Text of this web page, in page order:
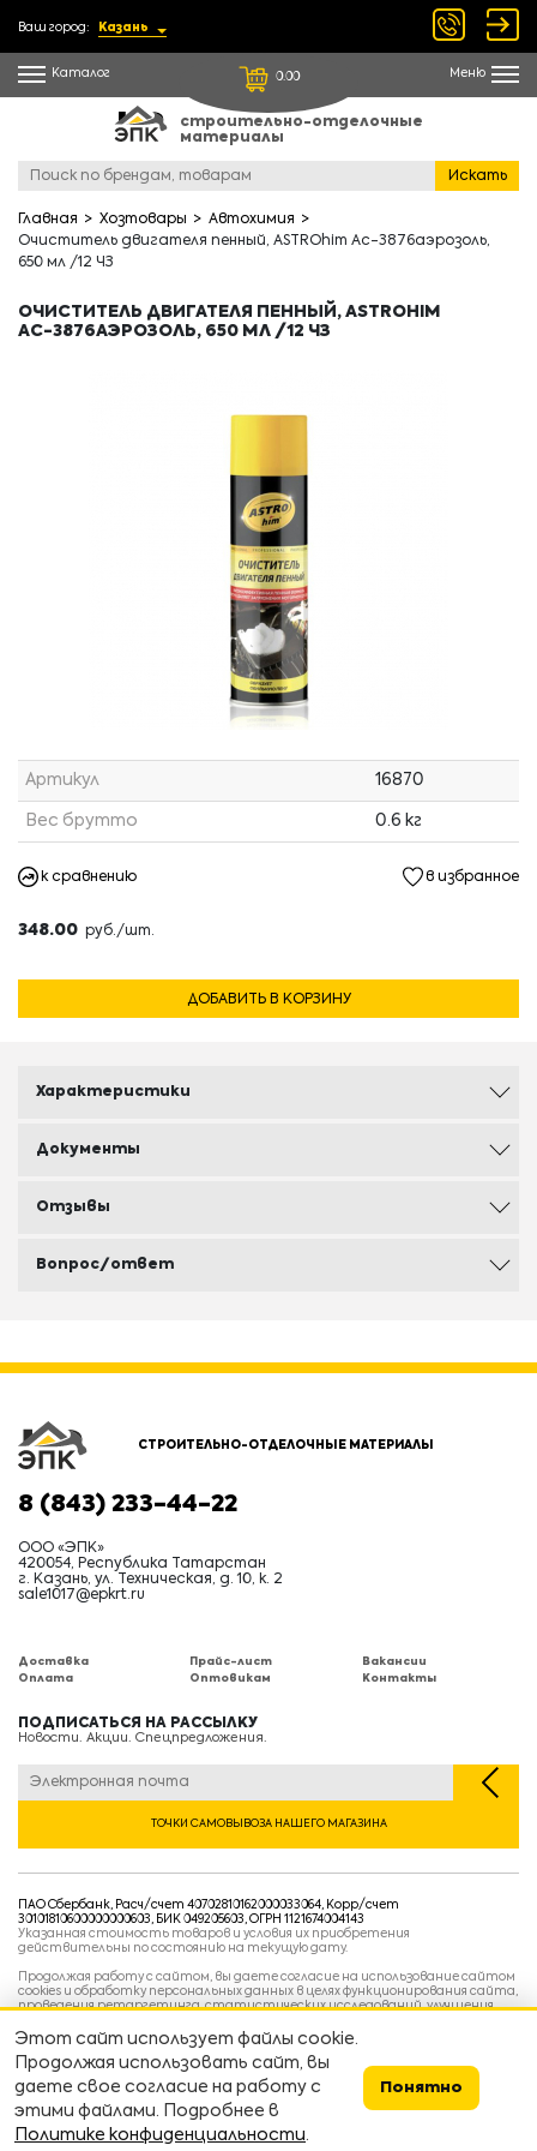
Ваш город: Казань
Каталог 0.00 Меню
строительно-отделочные
материалы
Искать
Главная Хозтовары
Автохимия
Очиститель двигателя пенный, ASTROhim Ас-3876аэрозоль,
650 мл /12 ЧЗ
ОЧИСТИТЕЛЬ ДВИГАТЕЛЯ ПЕННЫЙ, ASTROHIM
АС-3876АЭРОЗОЛЬ, 650 МЛ /12 ЧЗ
Артикул 16870
Вес брутто 0.6 кг
к сравнению в избранное
348.00 руб./шт.
ДОБАВИТЬ В КОРЗИНУ
Характеристики
Документы
Отзывы
Вопрос/ответ
СТРОИТЕЛЬНО-ОТДЕЛОЧНЫЕ МАТЕРИАЛЫ
8 (843) 233-44-22
ООО «ЭПК»
420054, Республика Татарстан
г. Казань, ул. Техническая, д. 10, к. 2
sale1017@epkrt.ru
Доставка
Оплата
Прайс-лист
Оптовикам
Вакансии
Контакты
ПОДПИСАТЬСЯ НА РАССЫЛКУ
Новости. Акции. Спецпредложения.
ТОЧКИ САМОВЫВОЗА НАШЕГО МАГАЗИНА
ПАО Сбербанк, Расч/счет 40702810162000033064, Корр/счет
30101810600000000603, БИК 049205603, ОГРН 1121674004143
Указанная стоимость товаров и условия их приобретения
действительны по состоянию на текущую дату.
Продолжая работу с сайтом, вы даете согласие на использование сайтом
cookies и обработку персональных данных в целях функционирования сайта,
проведения ретаргетинга, статистических исследований, улучшения
ваших предпочтений и интересов.
Политика конфиденциальности
Условия пользовательского соглашения
Условия продажи
Сделано в
Этот сайт использует файлы cookie.
Продолжая использовать сайт, вы
даете свое согласие на работу с
этими файлами. Подробнее в
Политике конфиденциальности.
Понятно